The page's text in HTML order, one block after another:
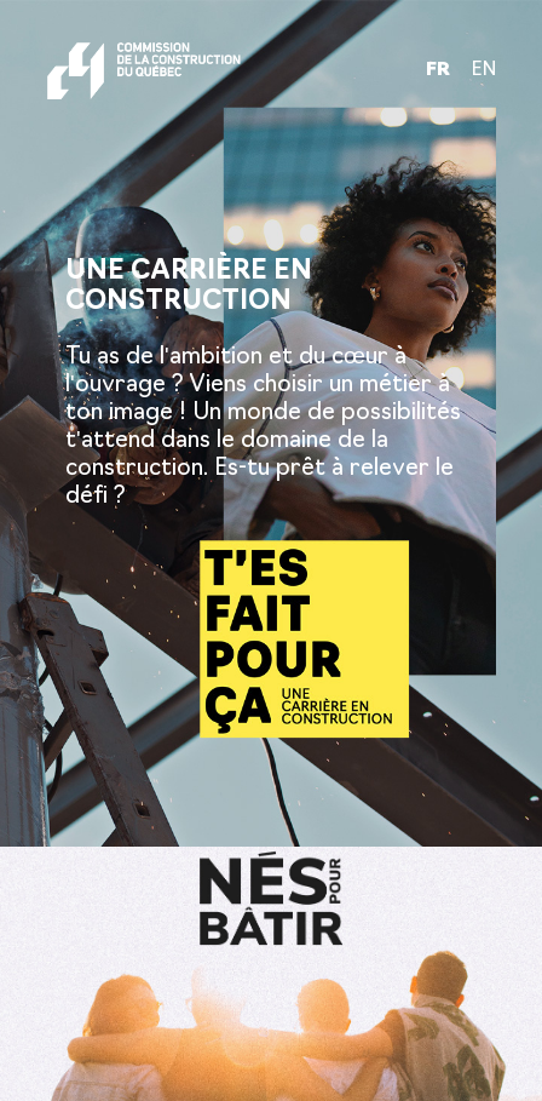
FR EN
UNE CARRIÈRE EN
CONSTRUCTION
Tu as de l'ambition et du cœur à
l'ouvrage ? Viens choisir un métier à
ton image ! Un monde de possibilités
t'attend dans le domaine de la
construction. Es-tu prêt à relever le
défi ?